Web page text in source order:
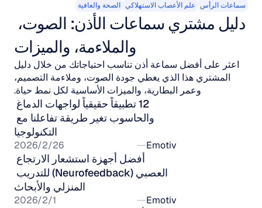
سماعات الرأس علم الأعصاب الاستهلاكي الصحة والعافية
والملاءمة، والميزات
اعثر على أفضل سماعة أذن تناسب احتياجاتك من خلال دليل
المشتري هذا الذي يغطي جودة الصوت، وملاءمة التصميم،
وعمر البطارية، والميزات الأساسية لكل نمط حياة.
التكنولوجيا
Emotiv
26‏/2‏/2026
المنزلي والأبحاث
Emotiv
1‏/2‏/2026